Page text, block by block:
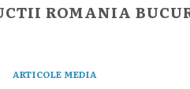
ROMANIA
ARTICOLE MEDIA